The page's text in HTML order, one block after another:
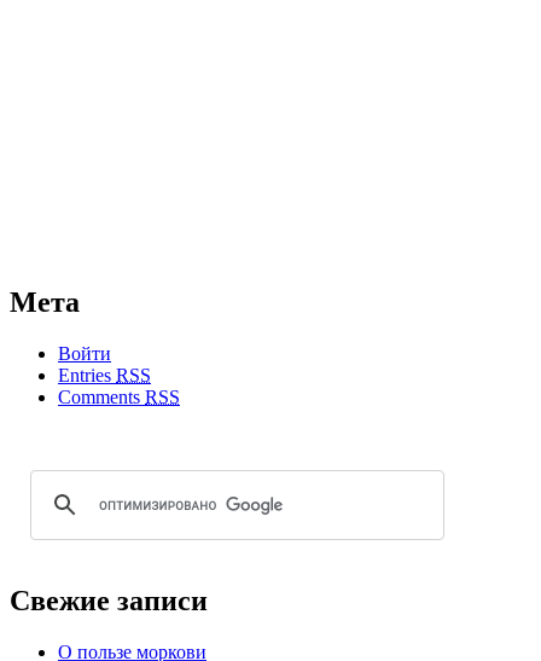
Мета
Войти
Entries RSS
Comments RSS
Свежие записи
О пользе моркови